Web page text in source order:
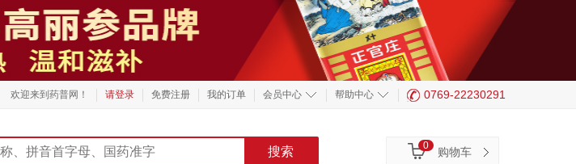
欢迎来到药普网！ 请登录 免费注册 我的订单 会员中心 帮助中心 0769-22230291
购物车
0